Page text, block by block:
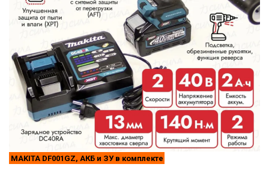
MAKITA DF001GZ, АКБ и ЗУ в комплекте